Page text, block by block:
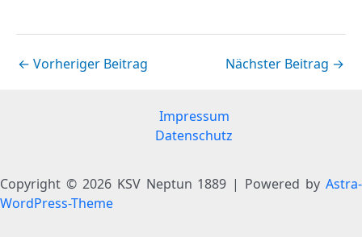
← Vorheriger Beitrag Nächster Beitrag →
Impressum
Datenschutz
Copyright © 2026 KSV Neptun 1889 | Powered by Astra-
WordPress-Theme